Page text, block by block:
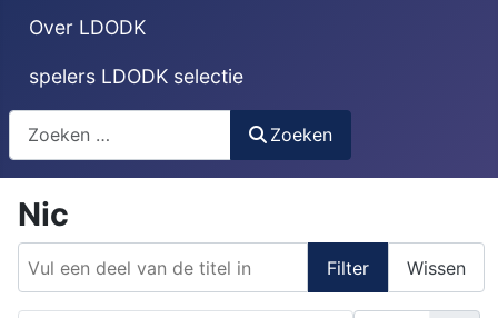
Over LDODK
spelers LDODK selectie
Search
Zoeken
Nic
Filter Wissen